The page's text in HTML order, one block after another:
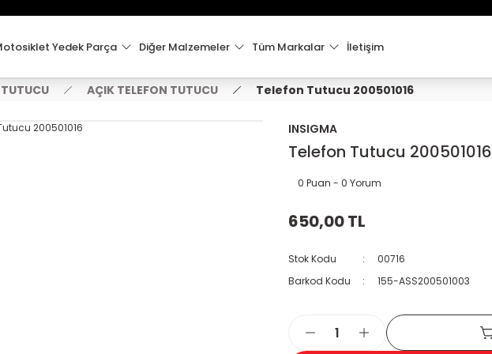
2000 TL VE ÜZERİ KARGO ÜCRETSİZ !
Yedek Parça Diğer Malzemeler Tüm Markalar İletişim
AÇIK TELEFON TUTUCU Telefon Tutucu 200501016
INSIGMA
Telefon Tutucu 200501016
0 Puan - 0 Yorum
650,00 TL
Stok Kodu 00716
Barkod Kodu
155-ASS200501003